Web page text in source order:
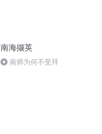
南海撷英
南师为何不受拜